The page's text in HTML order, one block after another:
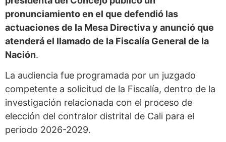
pronunciamiento en el que defendió las
actuaciones de la Mesa Directiva y anunció que
atenderá el llamado de la Fiscalía General de la
Nación.
La audiencia fue programada por un juzgado
competente a solicitud de la Fiscalía, dentro de la
investigación relacionada con el proceso de
elección del contralor distrital de Cali para el
periodo 2026-2029.